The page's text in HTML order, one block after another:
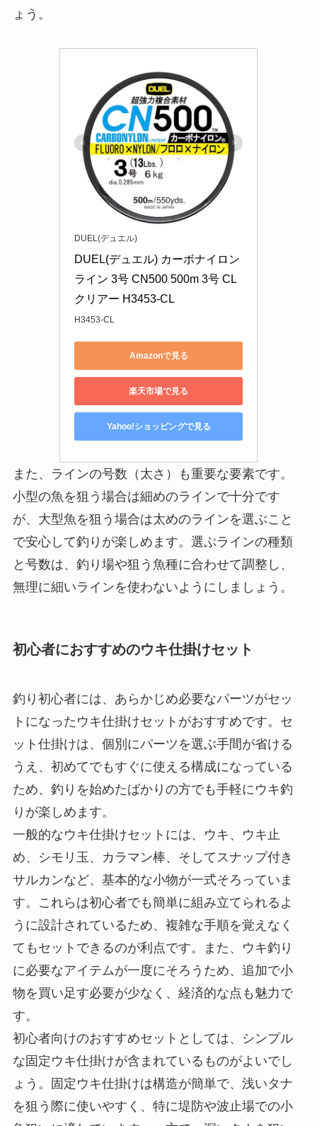
ることがある点には注意が必要です。深場や遠投
が少ないためウキの動きやアタリがはっきりと伝
わります。特に、潮の流れが速い場所や風が強い
環境では、フロロカーボンラインが安定した釣り
を可能にします。ただし、硬さがあるため、初心
者には少々扱いにくいことがある点を考慮しまし
DUEL(デュエル)
DUEL(デュエル) カーボナイロン
クリアー H3453-CL
H3453-CL
楽天市場で見る
また、ラインの号数（太さ）も重要な要素です。
が、大型魚を狙う場合は太めのラインを選ぶこと
で安心して釣りが楽しめます。選ぶラインの種類
と号数は、釣り場や狙う魚種に合わせて調整し、
無理に細いラインを使わないようにしましょう。
初心者におすすめのウキ仕掛けセット
釣り初心者には、あらかじめ必要なパーツがセッ
トになったウキ仕掛けセットがおすすめです。セ
ット仕掛けは、個別にパーツを選ぶ手間が省ける
うえ、初めてでもすぐに使える構成になっている
ため、釣りを始めたばかりの方でも手軽にウキ釣
りが楽しめます。
一般的なウキ仕掛けセットには、ウキ、ウキ止
め、シモリ玉、カラマン棒、そしてスナップ付き
サルカンなど、基本的な小物が一式そろっていま
す。これらは初心者でも簡単に組み立てられるよ
うに設計されているため、複雑な手順を覚えなく
てもセットできるのが利点です。また、ウキ釣り